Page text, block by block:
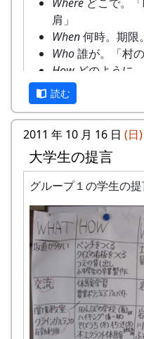
肩」
When何時。期限
Who誰が。「村
How どのように
スを示す。事前に
という具合。
SWOT 分析の内容を
なアイデアを出来る限
提案する。
読む
2011 年 10 月 16 日 (日)
大学生の提言
グループ１の学生の